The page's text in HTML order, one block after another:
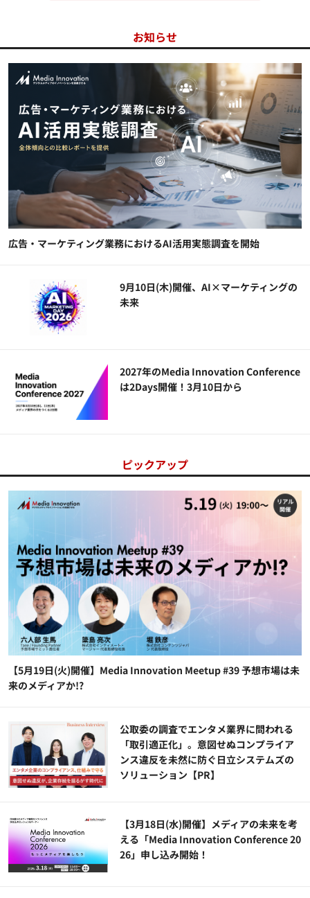
お知らせ
広告・マーケティング業務におけるAI活用実態調査を開始
9月10日(木)開催、AI×マーケティングの
未来
2027年のMedia Innovation Conference
は2Days開催！3月10日から
ピックアップ
【5月19日(火)開催】Media Innovation Meetup #39 予想市場は未
来のメディアか!?
公​​取委の調査でエンタメ業界に問われる
「取引適正化」。意図せぬコンプライア
ンス違反を未然に防ぐ日立システムズの
ソリューション​【PR】
【3月18日(水)開催】メディアの未来を考
える「Media Innovation Conference 20
26」申し込み開始！